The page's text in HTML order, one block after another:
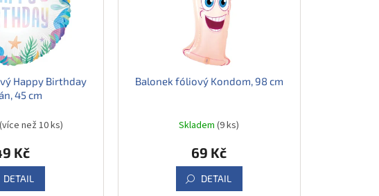
Happy Birthday
45 cm
(více než 10 ks)
Kč
DETAIL
Balonek fóliový Kondom, 98 cm
Skladem(9 ks)
69 Kč
DETAIL